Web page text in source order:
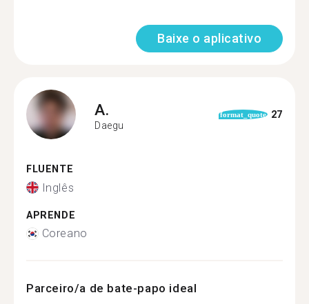
Baixe o aplicativo
A.
Daegu
format_quote 27
FLUENTE
Inglês
APRENDE
Coreano
Parceiro/a de bate-papo ideal